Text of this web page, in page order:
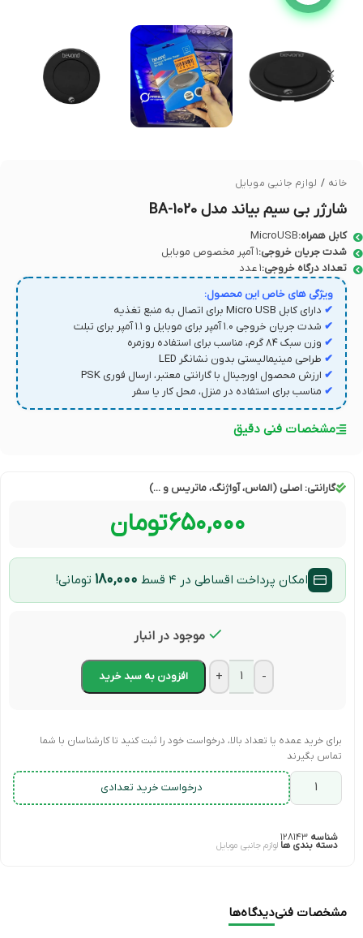
خانه / لوازم جانبی موبایل
شارژر بی سیم بیاند مدل BA-1020
کابل همراه:MicroUSB
شدت جریان خروجی:۱ آمپر مخصوص موبایل
تعداد درگاه خروجی:۱ عدد
ویژگی های خاص این محصول:
✔ دارای کابل Micro USB برای اتصال به منبع تغذیه
✔ شدت جریان خروجی ۱.۰ آمپر برای موبایل و ۱.۱ آمپر برای تبلت
✔ وزن سبک ۸۴ گرم، مناسب برای استفاده روزمره
✔ طراحی مینیمالیستی بدون نشانگر LED
✔ ارزش محصول اورجینال با گارانتی معتبر، ارسال فوری PSK
✔ مناسب برای استفاده در منزل، محل کار یا سفر
مشخصات فنی دقیق
گارانتی: اصلی (الماس، آواژنگ، ماتریس و ...)
۶۵۰,۰۰۰تومان
امکان پرداخت اقساطی در ۴ قسط ۱۸۰,۰۰۰ تومانی!
موجود در انبار
-
+ افزودن به سبد خرید
برای خرید عمده یا تعداد بالا، درخواست خود را ثبت کنید تا کارشناسان با شما
تماس بگیرند
درخواست خرید تعدادی
شناسه ۱۲۸۱۴۳
دسته بندی ها لوازم جانبی موبایل
مشخصات فنیدیدگاه‌ها